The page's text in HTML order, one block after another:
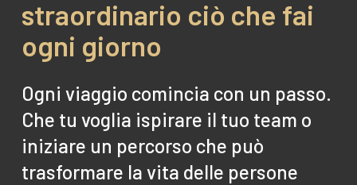
straordinario ciò che fai
ogni giorno
Ogni viaggio comincia con un passo.
Che tu voglia ispirare il tuo team o
iniziare un percorso che può
trasformare la vita delle persone